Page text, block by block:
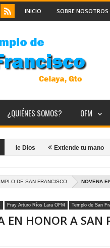
INICIO SOBRE NOSOTROS
¿QUIÉNES SOMOS? OFM
Extiende tu mano
DE SAN FRANCISCO NOVENA
Fray Arturo Ríos Lara OFM Templo de San
EN HONOR A SAN